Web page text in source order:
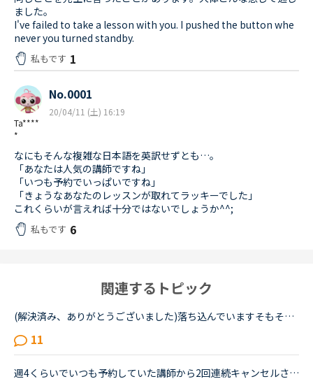
ました。
I've failed to take a lesson with you. I pushed the button whe
never you turned standby.
私もです 1
Ta****
*
No.0001
20/04/11 (土) 16:19
なにもそんな複雑な日本語を英訳せずとも…。
「あなたは人気の講師ですね」
「いつも予約でいっぱいですね」
「きょうなあなたのレッスンが取れてラッキーでした」
これくらいが言えれば十分ではないでしょうか^^;
私もです 6
関連するトピック
(解決済み、ありがとうございました)落ち込んでいますそもそも私が英語が出来ないのが悪いのですが先生と性格について話し合った時に、あなたはポジティブ？ネガティブ？と、聞かれたので、ネガティブと答えまし...
11
週4くらいでいつも予約していた講師から2回連続キャンセルされました。その先生はとても教えるのがうまいので評価もよく、ファンもついている感じですが、予約自体はほぼ私だけが一日一回いれている感じです。ご...